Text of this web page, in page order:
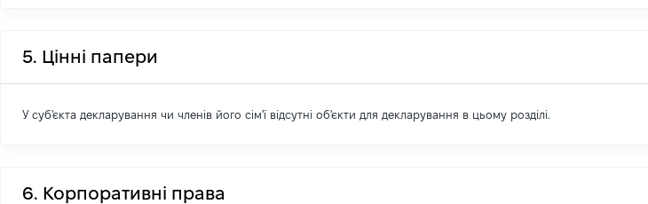
5. Цінні папери
У суб'єкта декларування чи членів його сім'ї відсутні об'єкти для декларування в цьому розділі.
6. Корпоративні права